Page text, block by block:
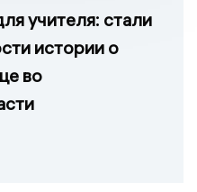
учителя: стали
истории о
во